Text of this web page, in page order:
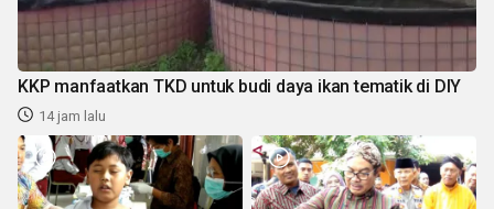
KKP manfaatkan TKD untuk budi daya ikan tematik di DIY
14 jam lalu